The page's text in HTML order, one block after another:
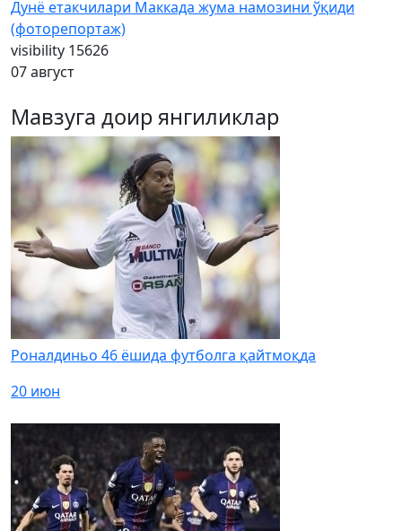
Дунё етакчилари Маккада жума намозини ўқиди
(фоторепортаж)
visibility 15626
07 август
Мавзуга доир янгиликлар
Роналдиньо 46 ёшида футболга қайтмоқда
20 июн